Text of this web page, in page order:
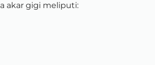
akar gigi meliputi: